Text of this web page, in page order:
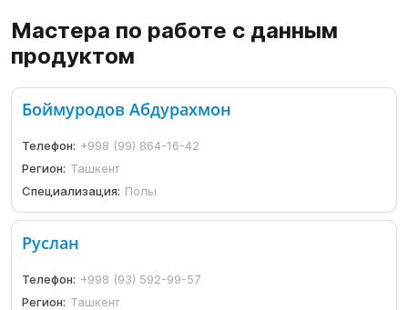
Мастера по работе с данным
продуктом
Боймуродов Абдурахмон
Телефон: +998 (99) 864-16-42
Регион: Ташкент
Специализация: Полы
Руслан
Телефон: +998 (93) 592-99-57
Регион: Ташкент